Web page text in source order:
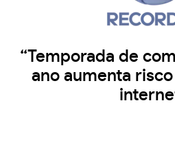
“Temporada de
ano aumenta